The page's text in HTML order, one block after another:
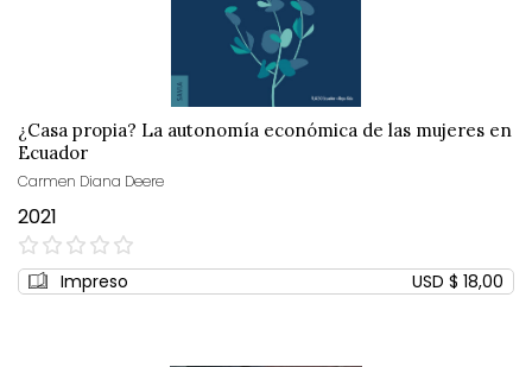
¿Casa propia? La autonomía económica de las mujeres en
Ecuador
Carmen Diana Deere
2021
0%
Impreso USD $ 18,00